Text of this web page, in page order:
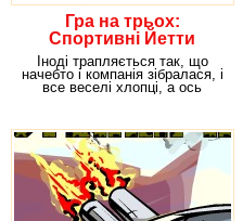
Гра на трьох:
Спортивні Йетти
Іноді трапляється так, що
начебто і компанія зібралася, і
все веселі хлопці, а ось